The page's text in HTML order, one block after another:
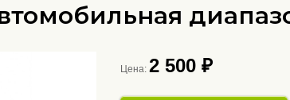
Цена: 2 500 ₽